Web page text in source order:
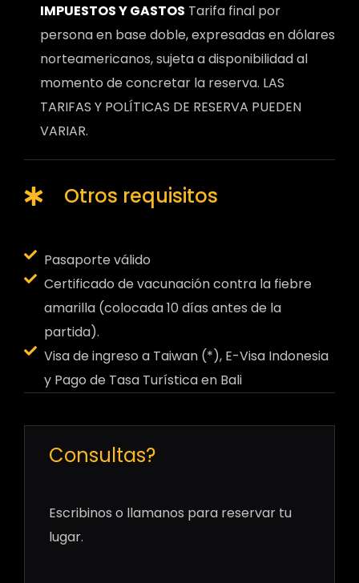
IMPUESTOS Y GASTOS Tarifa final por
persona en base doble, expresadas en dólares
norteamericanos, sujeta a disponibilidad al
momento de concretar la reserva. LAS
TARIFAS Y POLÍTICAS DE RESERVA PUEDEN
VARIAR.
Otros requisitos
Pasaporte válido
Certificado de vacunación contra la fiebre
amarilla (colocada 10 días antes de la
partida).
Visa de ingreso a Taiwan (*), E-Visa Indonesia
y Pago de Tasa Turística en Bali
Consultas?
Escribinos o llamanos para reservar tu
lugar.